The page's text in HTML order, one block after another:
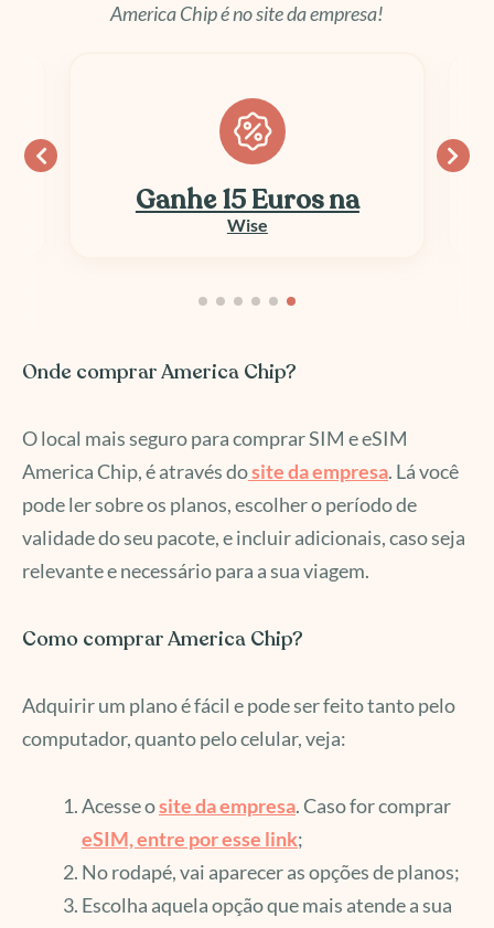
America Chip é no site da empresa!
Ganhe 15 Euros na
Wise
Onde comprar America Chip?
O local mais seguro para comprar SIM e eSIM
America Chip, é através dosite da empresa. Lá você
pode ler sobre os planos, escolher o período de
validade do seu pacote, e incluir adicionais, caso seja
relevante e necessário para a sua viagem.
Como comprar America Chip?
Adquirir um plano é fácil e pode ser feito tanto pelo
computador, quanto pelo celular, veja:
Acesse osite da empresa. Caso for comprar
eSIM, entre por esse link;
No rodapé, vai aparecer as opções de planos;
Escolha aquela opção que mais atende a sua